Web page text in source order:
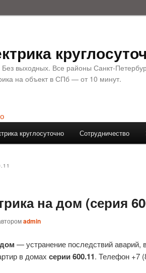
выходных. Все районы Санкт-
на объект в СПб — от 10 минут.
круглосуточно Сотрудничество
на дом (серия
admin
— устранение последствий аварий,
в домах серии 600.11. Телефон +7